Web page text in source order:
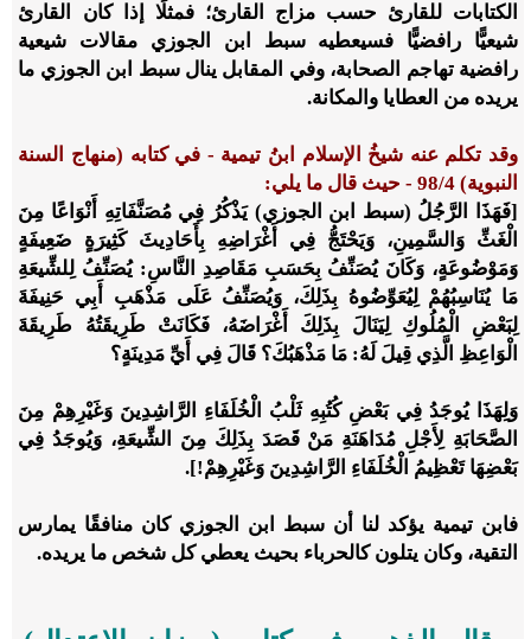
الكتابات للقارئ حسب مزاج القارئ؛ فمثلًا إذا كان القارئ
شيعيًّا رافضيًّا فسيعطيه سبط ابن الجوزي مقالات شيعية
رافضية تهاجم الصحابة، وفي المقابل ينال سبط ابن الجوزي ما
يريده من العطايا والمكانة.
وقد تكلم عنه شيخُ الإسلام ابنُ تيمية - في كتابه (منهاج السنة
النبوية) 4/‏98 - حيث قال ما يلي:
[فَهَذَا الرَّجُلُ (سبط ابن الجوزي) يَذْكُرُ فِي مُصَنَّفَاتِهِ أَنْوَاعًا مِنَ
الْغَثِّ وَالسَّمِينِ، وَيَحْتَجُّ فِي أَغْرَاضِهِ بِأَحَادِيثَ كَثِيرَةٍ ضَعِيفَةٍ
وَمَوْضُوعَةٍ، وَكَانَ يُصَنِّفُ بِحَسَبِ مَقَاصِدِ النَّاسِ: يُصَنِّفُ لِلشِّيعَةِ
مَا يُنَاسِبُهُمْ لِيُعَوِّضُوهُ بِذَلِكَ، وَيُصَنِّفُ عَلَى مَذْهَبِ أَبِي حَنِيفَةَ
لِبَعْضِ الْمُلُوكِ لِيَنَالَ بِذَلِكَ أَغْرَاضَهُ، فَكَانَتْ طَرِيقَتُهُ طَرِيقَةَ
الْوَاعِظِ الَّذِي قِيلَ لَهُ: مَا مَذْهَبُكَ؟ قَالَ فِي أَيِّ مَدِينَةٍ؟
وَلِهَذَا يُوجَدُ فِي بَعْضِ كُتُبِهِ ثَلْبُ الْخُلَفَاءِ الرَّاشِدِينَ وَغَيْرِهِمْ مِنَ
الصَّحَابَةِ لِأَجْلِ مُدَاهَنَةِ مَنْ قَصَدَ بِذَلِكَ مِنَ الشِّيعَةِ، وَيُوجَدُ فِي
بَعْضِهَا تَعْظِيمُ الْخُلَفَاءِ الرَّاشِدِينَ وَغَيْرِهِمْ!].
فابن تيمية يؤكد لنا أن سبط ابن الجوزي كان منافقًا يمارس
التقية، وكان يتلون كالحرباء بحيث يعطي كل شخص ما يريده.